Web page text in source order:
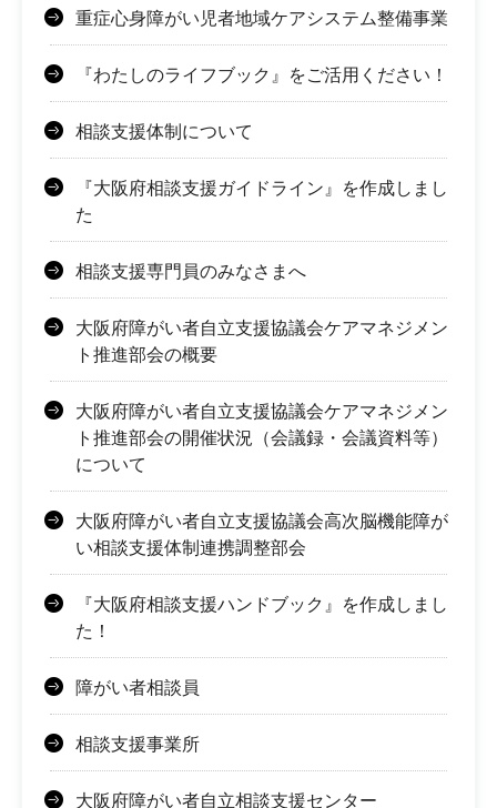
重症心身障がい児者地域ケアシステム整備事業
『わたしのライフブック』をご活用ください！
相談支援体制について
『大阪府相談支援ガイドライン』を作成しまし
た
相談支援専門員のみなさまへ
大阪府障がい者自立支援協議会ケアマネジメン
ト推進部会の概要
大阪府障がい者自立支援協議会ケアマネジメン
ト推進部会の開催状況（会議録・会議資料等）
について
大阪府障がい者自立支援協議会高次脳機能障が
い相談支援体制連携調整部会
『大阪府相談支援ハンドブック』を作成しまし
た！
障がい者相談員
相談支援事業所
大阪府障がい者自立相談支援センター